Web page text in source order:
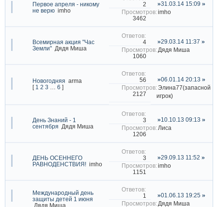
Первое апреля - никому
не верю imho
2
3462
31.03.14 15:09
imho
Всемирная акция "Час
Земли" Дядя Миша
4
1060
29.03.14 11:37
Дядя Миша
Новогодняя arma
[ 1 2 3 6 ]
56
2127
06.01.14 20:13
Элина77(запасной
игрок)
День Знаний - 1
сентября
Дядя Миша
3
1206
10.10.13 09:13
Лиса
ДЕНЬ ОСЕННЕГО
РАВНОДЕНСТВИЯ! imho
3
1151
29.09.13 11:52
imho
Международный день
защиты детей 1 июня
Дядя Миша
1
01.06.13 19:25
Дядя Миша